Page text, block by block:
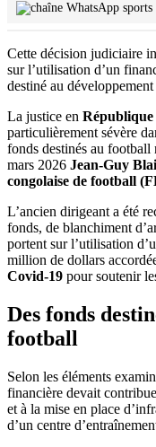
Cette décision judiciaire
sur l’utilisation d’un
destiné au
La justice en
particulièrement sévère
fonds destinés au
mars 2026 Jean-Guy
congolaise de football
L’ancien dirigeant a été
fonds, de blanchiment
portent sur l’utilisation
million de dollars
Covid-19 pour soutenir
Des fonds
football
Selon les éléments
financière devait
et à la mise en place
d’un centre